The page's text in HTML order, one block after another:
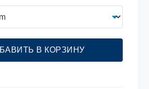
В КОРЗИНУ